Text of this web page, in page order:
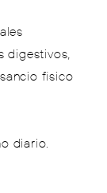
digestivos,
físico
diario.